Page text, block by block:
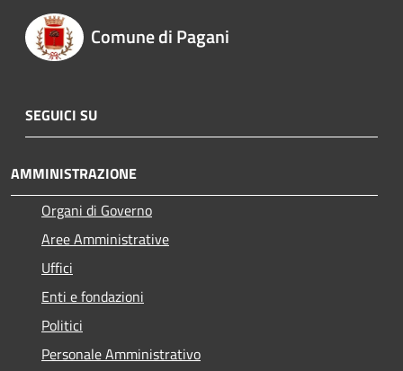
Comune di Pagani
SEGUICI SU
AMMINISTRAZIONE
Organi di Governo
Aree Amministrative
Uffici
Enti e fondazioni
Politici
Personale Amministrativo